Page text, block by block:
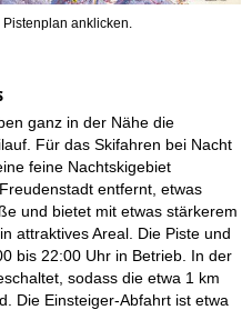
anklicken.
ganz in der Nähe die
Für das Skifahren bei Nacht
feine Nachtskigebiet
entfernt, etwas
und bietet mit etwas stärkerem
attraktives Areal. Die Piste und
bis 22:00 Uhr in Betrieb. In der
sodass die etwa 1 km
Die Einsteiger-Abfahrt ist etwa